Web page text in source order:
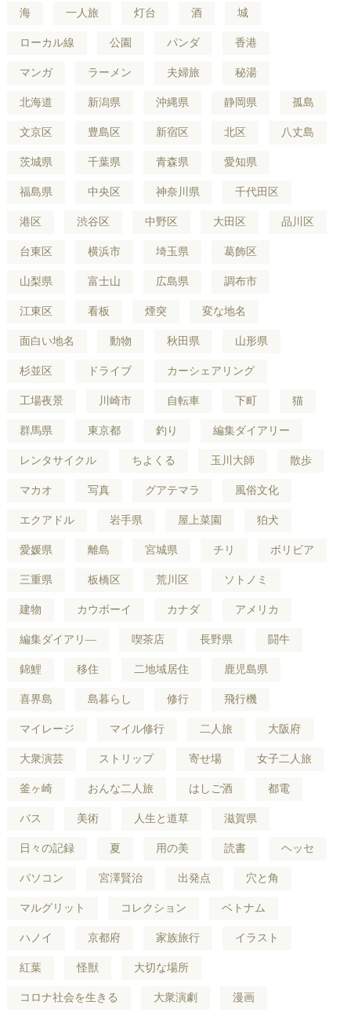
海 一人旅 灯台 酒 城
ローカル線 公園 パンダ 香港
マンガ ラーメン 夫婦旅 秘湯
北海道 新潟県 沖縄県 静岡県 孤島
文京区 豊島区 新宿区 北区 八丈島
茨城県 千葉県 青森県 愛知県
福島県 中央区 神奈川県 千代田区
港区 渋谷区 中野区 大田区 品川区
台東区 横浜市 埼玉県 葛飾区
山梨県 富士山 広島県 調布市
江東区 看板 煙突 変な地名
面白い地名 動物 秋田県 山形県
杉並区 ドライブ カーシェアリング
工場夜景 川崎市 自転車 下町 猫
群馬県 東京都 釣り 編集ダイアリー
レンタサイクル ちよくる 玉川大師 散歩
マカオ 写真 グアテマラ 風俗文化
エクアドル 岩手県 屋上菜園 狛犬
愛媛県 離島 宮城県 チリ ボリビア
三重県 板橋区 荒川区 ソトノミ
建物 カウボーイ カナダ アメリカ
編集ダイアリ― 喫茶店 長野県 闘牛
錦鯉 移住 二地域居住 鹿児島県
喜界島 島暮らし 修行 飛行機
マイレージ マイル修行 二人旅 大阪府
大衆演芸 ストリップ 寄せ場 女子二人旅
釜ヶ崎 おんな二人旅 はしご酒 都電
バス 美術 人生と道草 滋賀県
日々の記録 夏 用の美 読書 ヘッセ
パソコン 宮澤賢治 出発点 穴と角
マルグリット コレクション ベトナム
ハノイ 京都府 家族旅行 イラスト
紅葉 怪獣 大切な場所
コロナ社会を生きる 大衆演劇 漫画